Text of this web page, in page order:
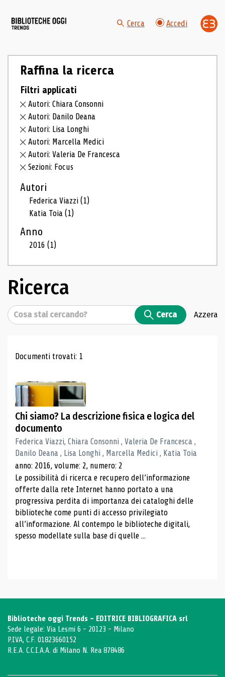
Cerca Accedi
Raffina la ricerca
Filtri applicati
Autori: Chiara Consonni
Autori: Danilo Deana
Autori: Lisa Longhi
Autori: Marcella Medici
Autori: Valeria De Francesca
Sezioni: Focus
Autori
Federica Viazzi(1)
Katia Toia(1)
Anno
2016(1)
Ricerca
Cerca Cerca Azzera
Risultati di ricerca
Documenti trovati: 1
Chi siamo? La descrizione fisica e logica del
documento
Federica Viazzi, Chiara Consonni , Valeria De Francesca ,
Danilo Deana , Lisa Longhi , Marcella Medici , Katia Toia
anno: 2016, volume: 2, numero: 2
Le possibilità di ricerca e recupero dell’informazione
offerte dalla rete Internet hanno portato a una
progressiva perdita di importanza dei cataloghi delle
biblioteche come punti di accesso privilegiato
all’informazione. Al contempo le biblioteche digitali,
spesso modellate sulla base di quelle ...
Biblioteche oggi Trends - EDITRICE BIBLIOGRAFICA srl
Sede legale: Via Lesmi 6 - 20123 - Milano
P.IVA, C.F. 01823660152
R.E.A. C.C.I.A.A. di Milano N. Rea 878486